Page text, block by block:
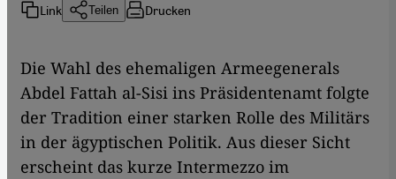
Link Teilen Drucken
Die Wahl des ehemaligen Armeegenerals
Abdel Fattah al-Sisi ins Präsidentenamt folgte
der Tradition einer starken Rolle des Militärs
in der ägyptischen Politik. Aus dieser Sicht
erscheint das kurze Intermezzo im